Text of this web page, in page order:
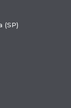
(SP)